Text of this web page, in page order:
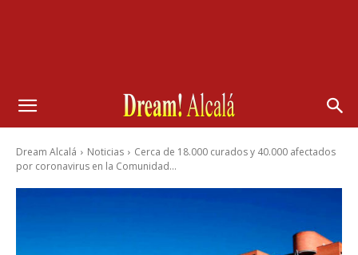
Dream Alcalá Noticias
Cerca de 18.000 curados y 40.000 afectados
por coronavirus en la Comunidad...